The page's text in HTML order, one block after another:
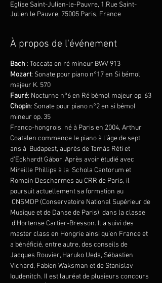
Eglise Saint-Julien-le-Pauvre, 1,Rue Saint-
Julien le Pauvre, 75005 Paris, France
À propos de l'événement
Bach : Toccata en ré mineur BWV 913
Mozart: Sonate pour piano n°17 en Si bémol
majeur K. 570
Fauré: Nocturne n°6 en Ré bémol majeur op. 63
Chopin: Sonate pour piano n°2 en si bémol
mineur op. 35
Franco-hongrois, né à Paris en 2004, Arthur
Coatalen commence le piano à l’âge de sept
ans à  Budapest, auprès de Tamás Réti et
d’Eckhardt Gábor. Après avoir étudié avec
Mireille Phillips à la  Schola Cantorum et
Romain Descharmes au CRR de Paris, il
poursuit actuellement sa formation au
CNSMDP (Conservatoire National Supérieur de
Musique et de Danse de Paris), dans la classe
d’Hortense Cartier-Bresson. Il a suivi des
master class en Hongrie ainsi qu’en France et
a bénéficié, entre autre, des conseils de
Jacques Rouvier, Haruko Ueda, Sébastien
Vichard, Fabien Waksman et de Stanislav
Ioudenitch. Il est lauréat de plusieurs concours